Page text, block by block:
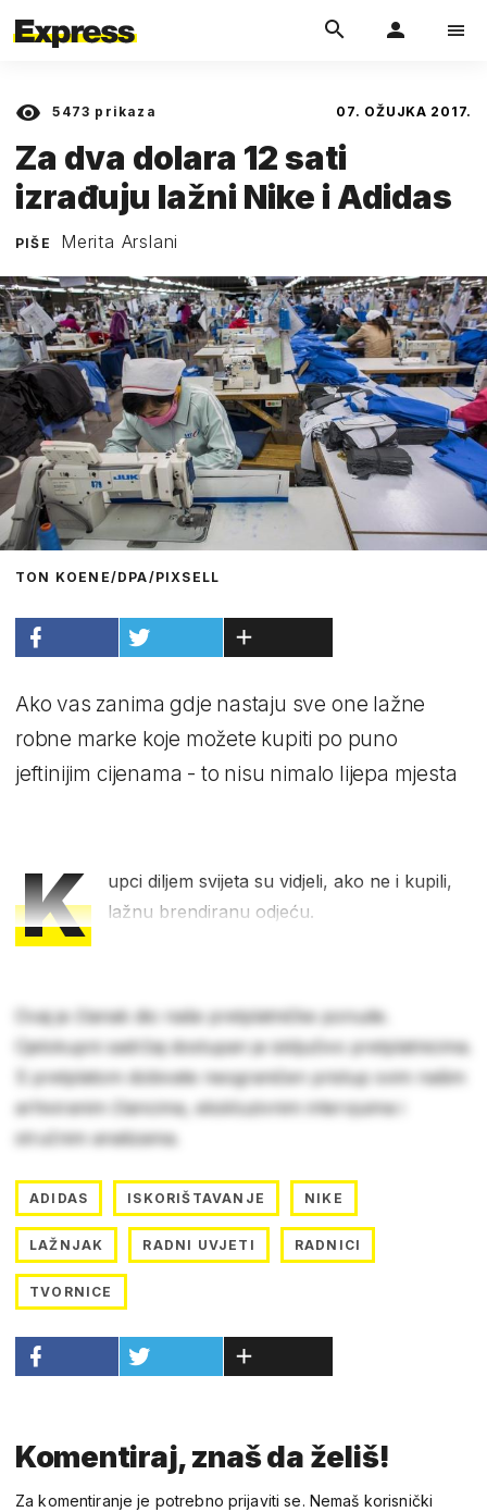
5473 prikaza 07. OŽUJKA 2017.
Za dva dolara 12 sati
izrađuju lažni Nike i Adidas
PIŠE Merita Arslani
TON KOENE/DPA/PIXSELL
Ako vas zanima gdje nastaju sve one lažne
robne marke koje možete kupiti po puno
jeftinijim cijenama - to nisu nimalo lijepa mjesta
K
upci diljem svijeta su vidjeli, ako ne i kupili,
lažnu brendiranu odjeću.
Ovaj je članak dio naše pretplatničke ponude.
Cjelokupni sadržaj dostupan je isključivo pretplatnicima.
S pretplatom dobivate neograničen pristup svim našim
arhiviranim člancima, ekskluzivnim intervjuima i
stručnim analizama.
ADIDAS ISKORIŠTAVANJE NIKE
LAŽNJAK RADNI UVJETI RADNICI
TVORNICE
Komentiraj, znaš da želiš!
Za komentiranje je potrebno prijaviti se. Nemaš korisnički